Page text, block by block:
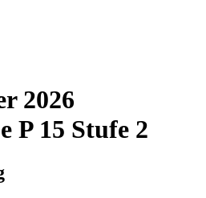
2026
P 15 Stufe 2